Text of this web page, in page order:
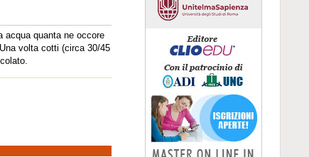
acqua quanta ne occore
volta cotti (circa 30/45